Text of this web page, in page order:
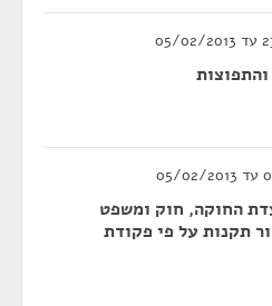
החוקה, חוק ומשפט
תקנות על פי פקודת